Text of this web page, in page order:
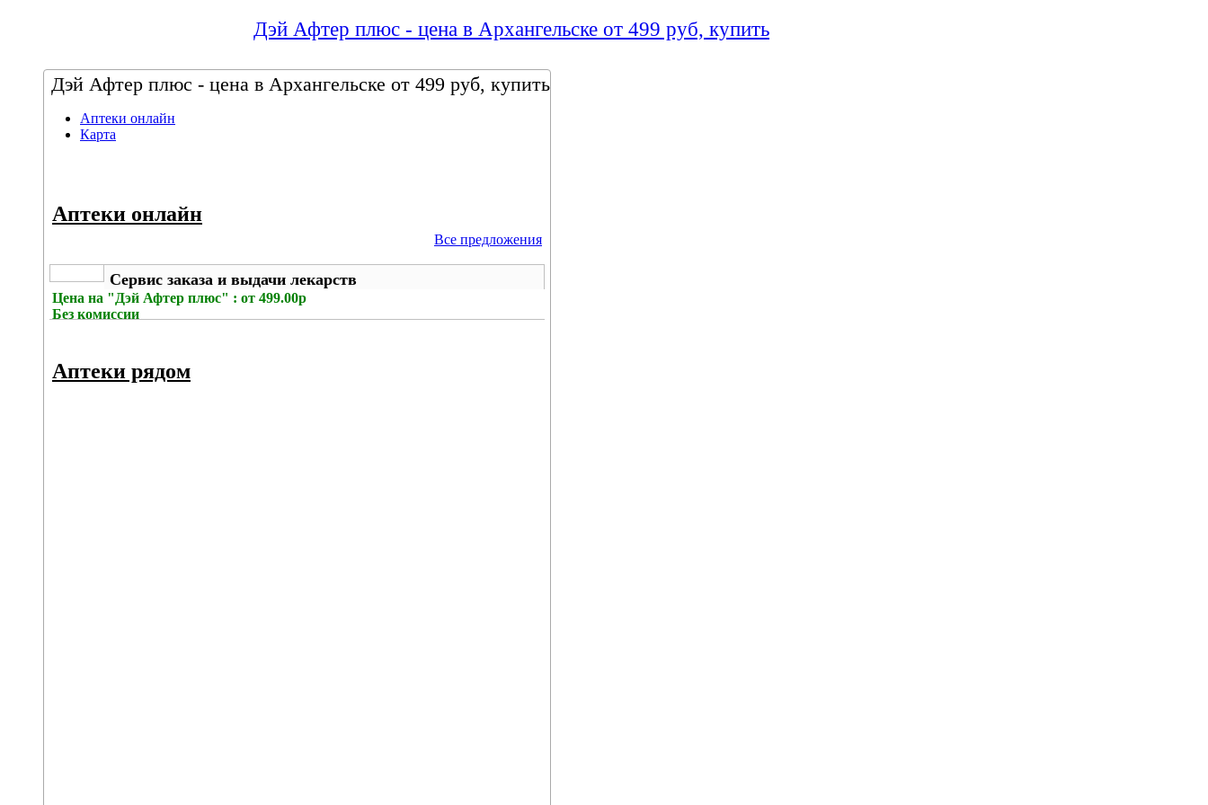
Дэй Афтер плюс - цена в Архангельске от 499 руб, купить
Дэй Афтер плюс - цена в Архангельске от 499 руб, купить
Аптеки онлайн
Карта
Аптеки онлайн
Все предложения
Сервис заказа и выдачи лекарств
Цена на "Дэй Афтер плюс" : от 499.00р
Без комиссии
Аптеки рядом